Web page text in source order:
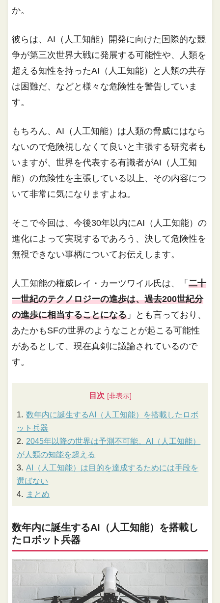
か。
彼らは、AI（人工知能）開発に向けた国際的な競
争が第三次世界大戦に発展する可能性や、人類を
超える知性を持ったAI（人工知能）と人類の共存
は困難だ、などと様々な危険性を警告していま
す。
もちろん、AI（人工知能）は人類の脅威にはなら
ないので危険視しなくて良いと主張する研究者も
いますが、世界を代表する有識者がAI（人工知
能）の危険性を主張している以上、その内容につ
いて非常に気になりますよね。
そこで今回は、今後30年以内にAI（人工知能）の
進化によって実現するであろう、決して危険性を
無視できない事柄についてお伝えします。
人工知能の権威レイ・カーツワイル氏は、「二十
一世紀のテクノロジーの進歩は、過去200世紀分
の進歩に相当することになる 」とも言っており、
あたかもSFの世界のようなことが起こる可能性
があるとして、現在真剣に議論されているので
す。
目次
数年内に誕生するAI（人工知能）を搭載したロボ
ット兵器
2045年以降の世界は予測不可能。AI（人工知能）
が人類の知能を超える
AI（人工知能）は目的を達成するためには手段を
選ばない
まとめ
数年内に誕生するAI（人工知能）を搭載し
たロボット兵器